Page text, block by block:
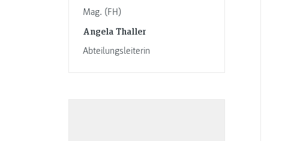
Mag. (FH)
Angela Thaller
Abteilungsleiterin